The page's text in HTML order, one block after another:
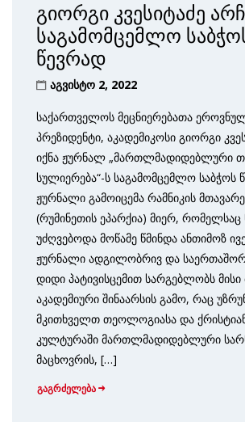
გიორგი კვესიტაძე
საგამომცემლო
წევრად
აგვისტო 2, 2022
საქართველოს მეცნიერებათა
პრეზიდენტი, აკადემიკოსი გიორგი
იქნა ჟურნალ „მართლმადიდებლური
სულიერება“-ს საგამომცემლო საბჭოს
ჟურნალი გამოიცემა რამნიკის
(რუმინეთის ეპარქია) მიერ,
უძღვებოდა მოწამე წმინდა ანთიმოზ
ჟურნალი ადგილობრივ და
დიდი პატივისცემით სარგებლობს
აკადემიური შინაარსის გამო, რაც
მკითხველთ თეოლოგიასა და
კულტურაში მართლმადიდებლური
მაცხოვრის, […]
გაგრძელება